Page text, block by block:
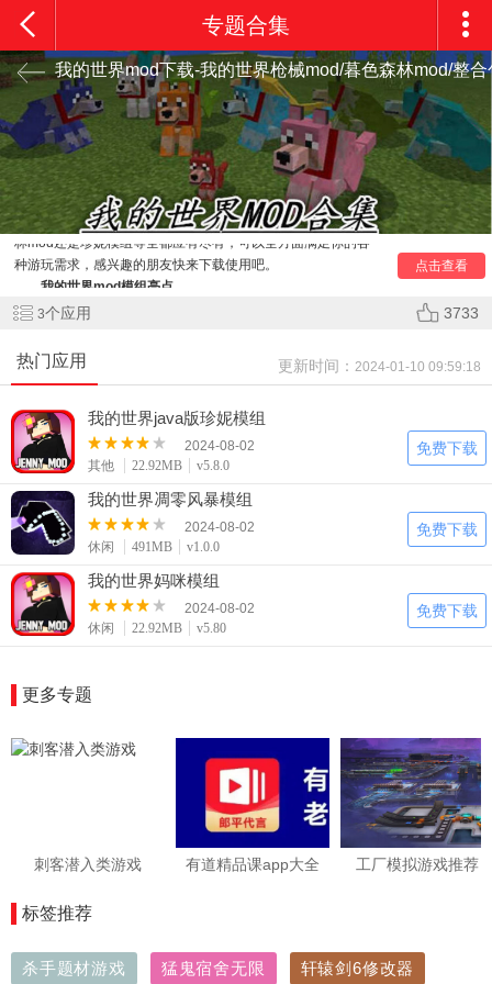
专题合集
我的世界mod下载-我的世界枪械mod/暮色森林mod/整
点击查看
我的世界mod模组大全为玩家收录了我的世界数十款不同
的mod模组，是自由度十分高的冒险生存游戏，不同的mod可
以增加游戏的趣味性和玩法，玩家可以通过不断的加入我的世
界mod来为自己的世界加入新道具，无论是枪械mod、暮色森
林mod还是珍妮模组等全都应有尽有，可以全方面满足你的各
种游玩需求，感兴趣的朋友快来下载使用吧。
我的世界mod模组亮点
1、一次次战斗冒险，对抗入侵敌人，保卫自己的家园，玩
2、各种不同的游戏玩法，可以随意尝试，尽情厮杀，惊喜
连连；
程，很带感。
我的世界mod模组优势
1、玩家可以单独或与朋友一起探索随机生成的世界，感受
2、读取丰富的组件资源后，可以自由定制游戏世界，打开
想要的游戏。
3、你想玩的一切都在这里，邀请朋友加入冒险家的家庭，
随时随地开始创造的新篇章吧！
3个应用 3733
热门应用 更新时间： 2024-01-10 09:59:18
我的世界java版珍妮模组
2024-08-02
其他
22.92MB v5.8.0
免费下载
我的世界凋零风暴模组
2024-08-02
休闲
491MB v1.0.0
免费下载
我的世界妈咪模组
2024-08-02
休闲
22.92MB v5.80
免费下载
更多专题
刺客潜入类游戏 有道精品课app大全 工厂模拟游戏推荐
标签推荐
杀手题材游戏 猛鬼宿舍无限 轩辕剑6修改器